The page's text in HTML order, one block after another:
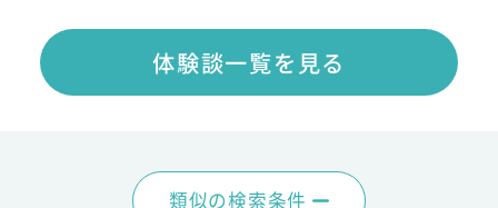
体験談一覧を見る
類似の検索条件